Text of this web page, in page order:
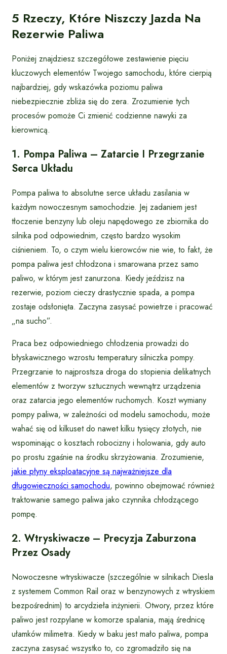
5 Rzeczy, Które Niszczy Jazda Na
Rezerwie Paliwa
Poniżej znajdziesz szczegółowe zestawienie pięciu
kluczowych elementów Twojego samochodu, które cierpią
najbardziej, gdy wskazówka poziomu paliwa
niebezpiecznie zbliża się do zera. Zrozumienie tych
procesów pomoże Ci zmienić codzienne nawyki za
kierownicą.
1. Pompa Paliwa – Zatarcie I Przegrzanie
Serca Układu
Pompa paliwa to absolutne serce układu zasilania w
każdym nowoczesnym samochodzie. Jej zadaniem jest
tłoczenie benzyny lub oleju napędowego ze zbiornika do
silnika pod odpowiednim, często bardzo wysokim
ciśnieniem. To, o czym wielu kierowców nie wie, to fakt, że
pompa paliwa jest chłodzona i smarowana przez samo
paliwo, w którym jest zanurzona. Kiedy jeździsz na
rezerwie, poziom cieczy drastycznie spada, a pompa
zostaje odsłonięta. Zaczyna zasysać powietrze i pracować
„na sucho”.
Praca bez odpowiedniego chłodzenia prowadzi do
błyskawicznego wzrostu temperatury silniczka pompy.
Przegrzanie to najprostsza droga do stopienia delikatnych
elementów z tworzyw sztucznych wewnątrz urządzenia
oraz zatarcia jego elementów ruchomych. Koszt wymiany
pompy paliwa, w zależności od modelu samochodu, może
wahać się od kilkuset do nawet kilku tysięcy złotych, nie
wspominając o kosztach robocizny i holowania, gdy auto
po prostu zgaśnie na środku skrzyżowania. Zrozumienie,
jakie płyny eksploatacyjne są najważniejsze dla
długowieczności samochodu, powinno obejmować również
traktowanie samego paliwa jako czynnika chłodzącego
pompę.
2. Wtryskiwacze – Precyzja Zaburzona
Przez Osady
Nowoczesne wtryskiwacze (szczególnie w silnikach Diesla
z systemem Common Rail oraz w benzynowych z wtryskiem
bezpośrednim) to arcydzieła inżynierii. Otwory, przez które
paliwo jest rozpylane w komorze spalania, mają średnicę
ułamków milimetra. Kiedy w baku jest mało paliwa, pompa
zaczyna zasysać wszystko to, co zgromadziło się na